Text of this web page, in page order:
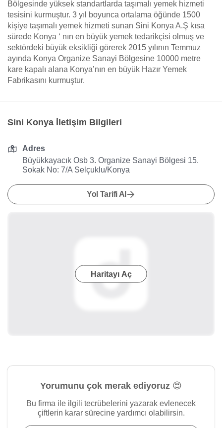
Bölgesinde yüksek standartlarda taşımalı yemek hizmeti
tesisini kurmuştur. 3 yıl boyunca ortalama öğünde 1500
kişiye taşımalı yemek hizmeti sunan Sini Konya A.Ş kısa
sürede Konya ‘ nın en büyük yemek tedarikçisi olmuş ve
sektördeki büyük eksikliği görerek 2015 yılının Temmuz
ayında Konya Organize Sanayi Bölgesine 10000 metre
kare kapalı alana Konya’nın en büyük Hazır Yemek
Fabrikasını kurmuştur.
Sini Konya İletişim Bilgileri
Adres
Büyükkayacık Osb 3. Organize Sanayi Bölgesi 15.
Sokak No: 7/A Selçuklu/Konya
Yol Tarifi Al
Haritayı Aç
Yorumunu çok merak ediyoruz 😍
Bu firma ile ilgili tecrübelerini yazarak evlenecek
çiftlerin karar sürecine yardımcı olabilirsin.